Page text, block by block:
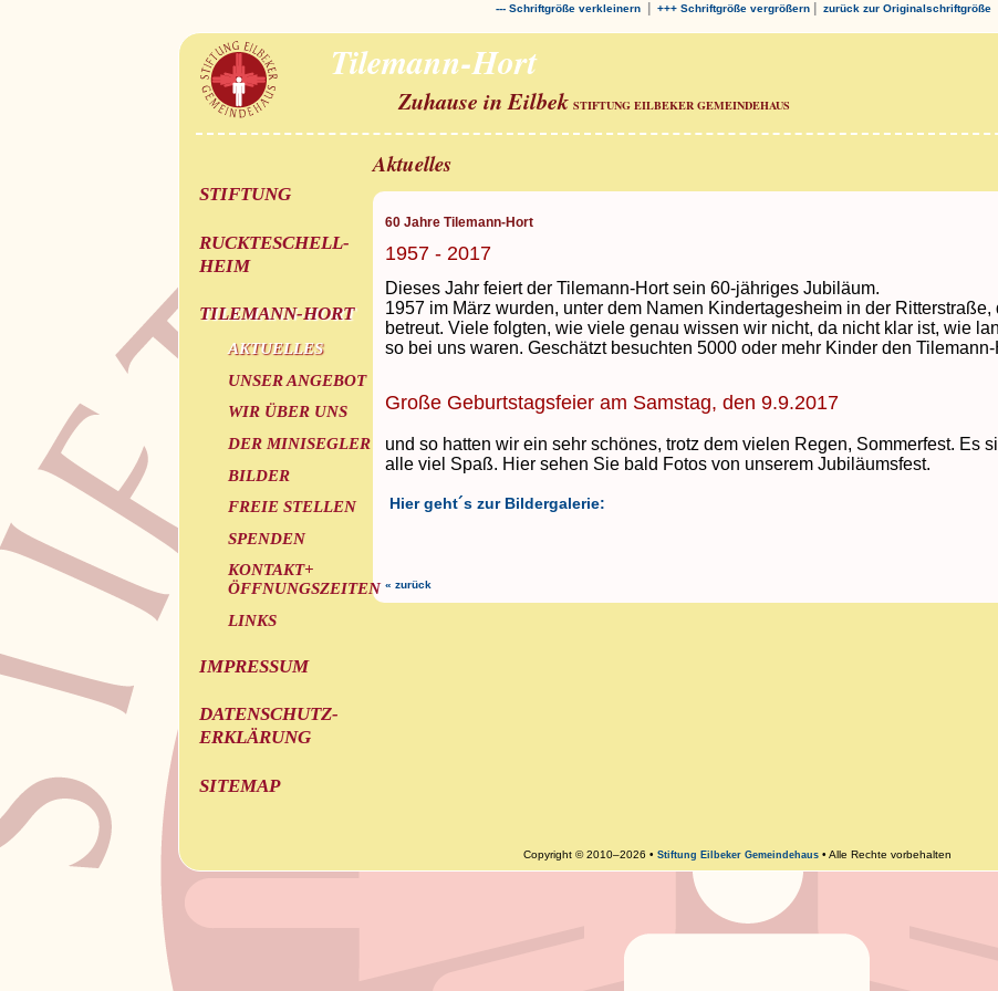
--- Schriftgröße verkleinern | +++ Schriftgröße vergrößern | zurück zur Originalschriftgröße
Tilemann-Hort
Zuhause in Eilbek STIFTUNG EILBEKER GEMEINDEHAUS
STIFTUNG
RUCKTESCHELL-
HEIM
TILEMANN-HORT
AKTUELLES
UNSER ANGEBOT
WIR ÜBER UNS
DER MINISEGLER
BILDER
FREIE STELLEN
SPENDEN
KONTAKT+
ÖFFNUNGSZEITEN
LINKS
IMPRESSUM
DATENSCHUTZ-
ERKLÄRUNG
SITEMAP
Aktuelles
60 Jahre Tilemann-Hort
1957 - 2017
Dieses Jahr feiert der Tilemann-Hort sein 60-jähriges Jubiläum.
1957 im März wurden, unter dem Namen Kindertagesheim in der
betreut. Viele folgten, wie viele genau wissen wir nicht, da nicht klar ist, wie
so bei uns waren. Geschätzt besuchten 5000 oder mehr Kinder den Tilemann-
Große Geburtstagsfeier am Samstag, den 9.9.2017
und so hatten wir ein sehr schönes, trotz dem vielen Regen, Sommerfest. Es
alle viel Spaß. Hier sehen Sie bald Fotos von unserem Jubiläumsfest.
Hier geht´s zur Bildergalerie:
« zurück
Copyright © 2010–2026 • Stiftung Eilbeker Gemeindehaus• Alle Rechte vorbehalten